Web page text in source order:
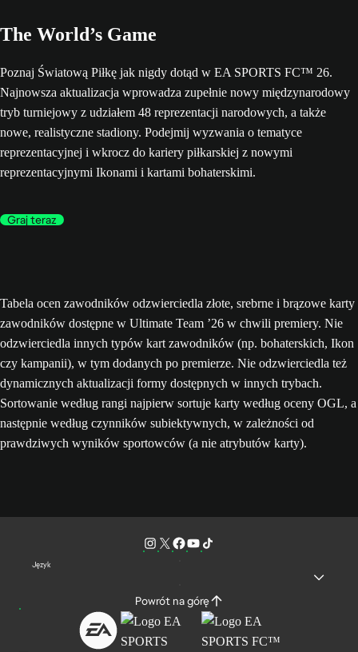
The World’s Game
Poznaj Światową Piłkę jak nigdy dotąd w EA SPORTS FC™ 26.
Najnowsza aktualizacja wprowadza zupełnie nowy międzynarodowy
tryb turniejowy z udziałem 48 reprezentacji narodowych, a także
nowe, realistyczne stadiony. Podejmij wyzwania o tematyce
reprezentacyjnej i wkrocz do kariery piłkarskiej z nowymi
reprezentacyjnymi Ikonami i kartami bohaterskimi.
Graj teraz
Tabela ocen zawodników odzwierciedla złote, srebrne i brązowe karty
zawodników dostępne w Ultimate Team ’26 w chwili premiery. Nie
odzwierciedla innych typów kart zawodników (np. bohaterskich, Ikon
czy kampanii), w tym dodanych po premierze. Nie odzwierciedla też
dynamicznych aktualizacji formy dostępnych w innych trybach.
Sortowanie według rangi najpierw sortuje karty według oceny OGL, a
następnie według czynników subiektywnych, w zależności od
prawdziwych wyników sportowców (a nie atrybutów karty).
Język
Powrót na górę